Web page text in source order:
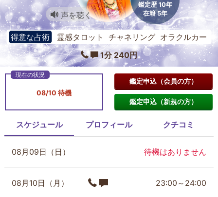
鑑定歴 10年
在籍 5年
声を聴く
得意な占術
霊感タロット チャネリング オラクルカー
ド
1分 240円
08/10 待機
鑑定申込（会員の方）
鑑定申込（新規の方）
スケジュール プロフィール クチコミ
08月09日（日） 待機はありません
08月10日（月） 23:00～24:00